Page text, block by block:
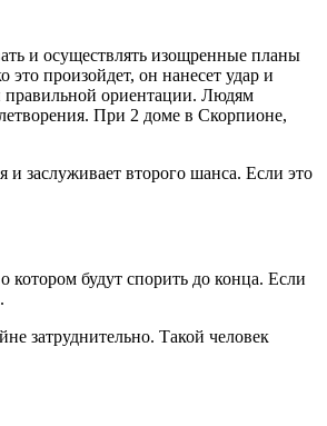
и осуществлять изощренные планы
произойдет, он нанесет удар и
правильной ориентации. Людям
При 2 доме в Скорпионе,
заслуживает второго шанса. Если это
будут спорить до конца. Если
затруднительно. Такой человек